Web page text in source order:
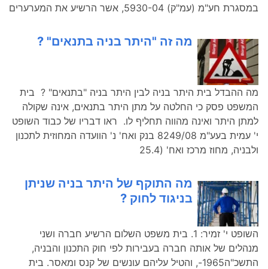
במסגרת חע"מ (עמ"ק) 5930-04, אשר הרשיע את המערערים
מה זה "היתר בניה בתנאים" ?
מה ההבדל בית היתר בניה לבין היתר בניה "בתנאים" ? בית
המשפט פסק כי החלטה על מתן היתר בתנאים, אינה שקולה
למתן היתר ואינה מהווה תחליף לו. ראו דבריו של כבוד השופט
י' עמית בעע"מ 8249/08 בנק ואח' נ' הוועדה המחוזית לתכנון
ולבניה, מחוז מרכז ואח' (25.4
מה התוקף של היתר בניה שניתן
בניגוד לחוק ?
השופט י' זמיר: 1. בית משפט השלום הרשיע חברה ושני
מנהלים של אותה חברה בעבירות לפי חוק התכנון והבניה,
התשכ"ה1965-, והטיל עליהם עונשים של קנס ומאסר. בית